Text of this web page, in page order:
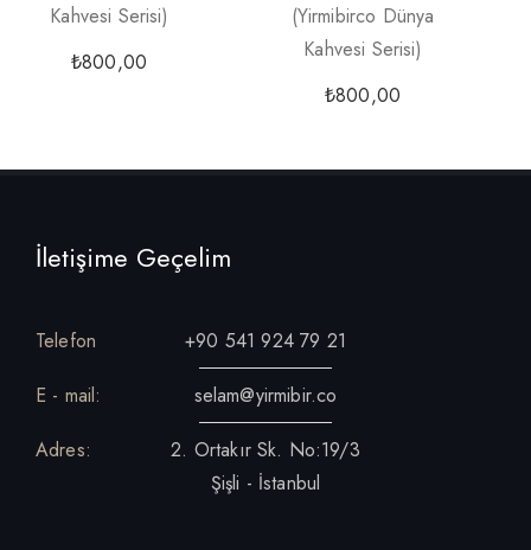
Kahvesi Serisi)
₺800,00
(Yirmibirco Dünya
Kahvesi Serisi)
₺800,00
İletişime Geçelim
Telefon
+90 541 924 79 21
E - mail:
selam@yirmibir.co
Adres:
2. Ortakır Sk. No:19/3
Şişli - İstanbul